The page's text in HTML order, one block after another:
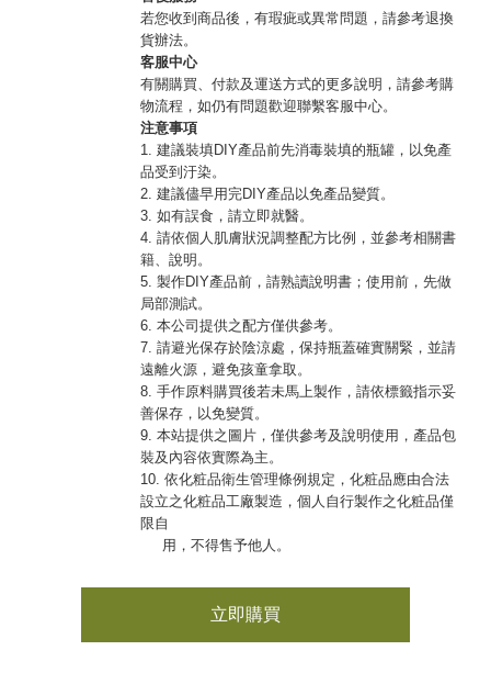
若您收到商品後，有瑕疵或異常問題，請參考退換
貨辦法。
客服中心
有關購買、付款及運送方式的更多說明，請參考購
物流程，如仍有問題歡迎聯繫客服中心。
注意事項
1. 建議裝填DIY產品前先消毒裝填的瓶罐，以免產
品受到汙染。
2. 建議儘早用完DIY產品以免產品變質。
3. 如有誤食，請立即就醫。
4. 請依個人肌膚狀況調整配方比例，並參考相關書
籍、說明。
5. 製作DIY產品前，請熟讀說明書；使用前，先做
局部測試。
6. 本公司提供之配方僅供參考。
7. 請避光保存於陰涼處，保持瓶蓋確實關緊，並請
遠離火源，避免孩童拿取。
8. 手作原料購買後若未馬上製作，請依標籤指示妥
善保存，以免變質。
9. 本站提供之圖片，僅供參考及說明使用，產品包
裝及內容依實際為主。
10. 依化粧品衛生管理條例規定，化粧品應由合法
設立之化粧品工廠製造，個人自行製作之化粧品僅
限自
用，不得售予他人。
立即購買